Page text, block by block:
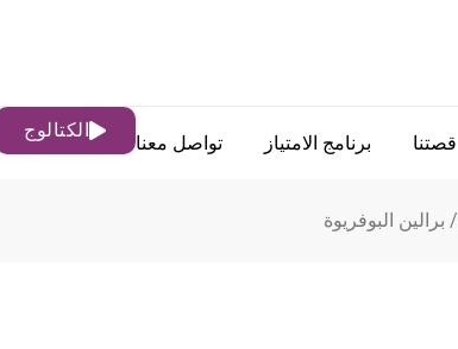
قصتنا برنامج الامتياز تواصل معنا
الكتالوج
/ برالين البوفريوة